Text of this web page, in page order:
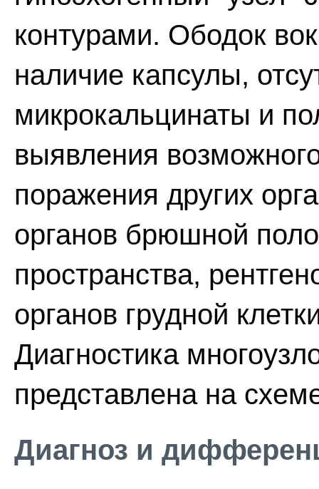
контурами. Ободок
наличие капсулы,
микрокальцинаты и
выявления
поражения других
органов брюшной
пространства,
органов грудной
Диагностика
представлена на
Диагноз и